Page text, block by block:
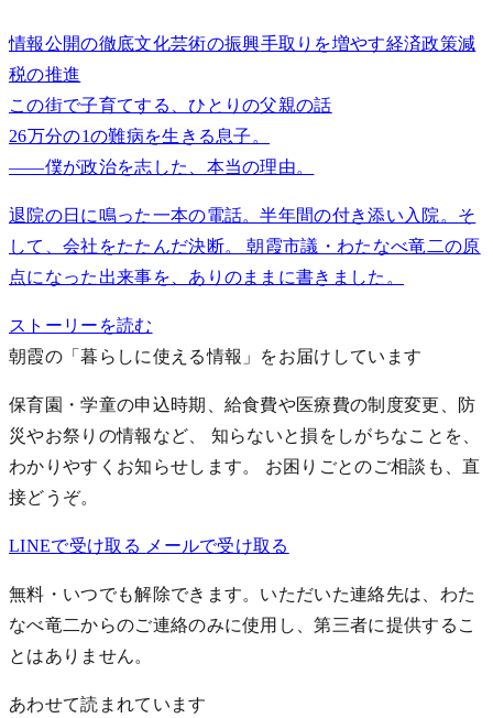
情報公開の徹底文化芸術の振興手取りを増やす経済政策減
税の推進
この街で子育てする、ひとりの父親の話
26万分の1の難病を生きる息子。
——僕が政治を志した、本当の理由。
退院の日に鳴った一本の電話。半年間の付き添い入院。そ
して、会社をたたんだ決断。 朝霞市議・わたなべ竜二の原
点になった出来事を、ありのままに書きました。
ストーリーを読む
朝霞の「暮らしに使える情報」をお届けしています
保育園・学童の申込時期、給食費や医療費の制度変更、防
災やお祭りの情報など、 知らないと損をしがちなことを、
わかりやすくお知らせします。 お困りごとのご相談も、直
接どうぞ。
LINEで受け取る メールで受け取る
無料・いつでも解除できます。いただいた連絡先は、わた
なべ竜二からのご連絡のみに使用し、第三者に提供するこ
とはありません。
あわせて読まれています